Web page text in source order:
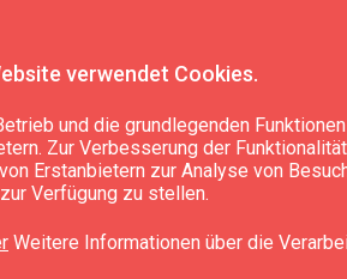
verwendet Cookies.
und die grundlegenden
Zur Verbesserung der
Erstanbietern zur Analyse von
Verfügung zu stellen.
Weitere Informationen über die
Kneipe